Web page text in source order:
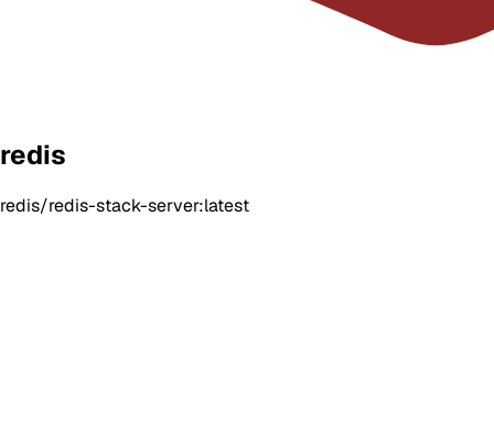
redis
redis/redis-stack-server:latest